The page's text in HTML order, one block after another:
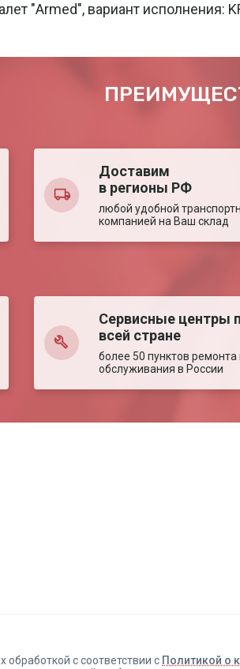
"Armed", вариант исполнения:
Доставим
в регионы РФ
любой удобной
компанией на Ваш склад
Сервисные центры
всей стране
более 50 пунктов ремонта
обслуживания в России
обработкой с соответствии с Политикой о